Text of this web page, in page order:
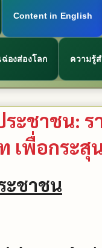
Content in English
องส่องโลก ความรู้
ะชาชน: ร
พื่อกระสุ
ะชาชน